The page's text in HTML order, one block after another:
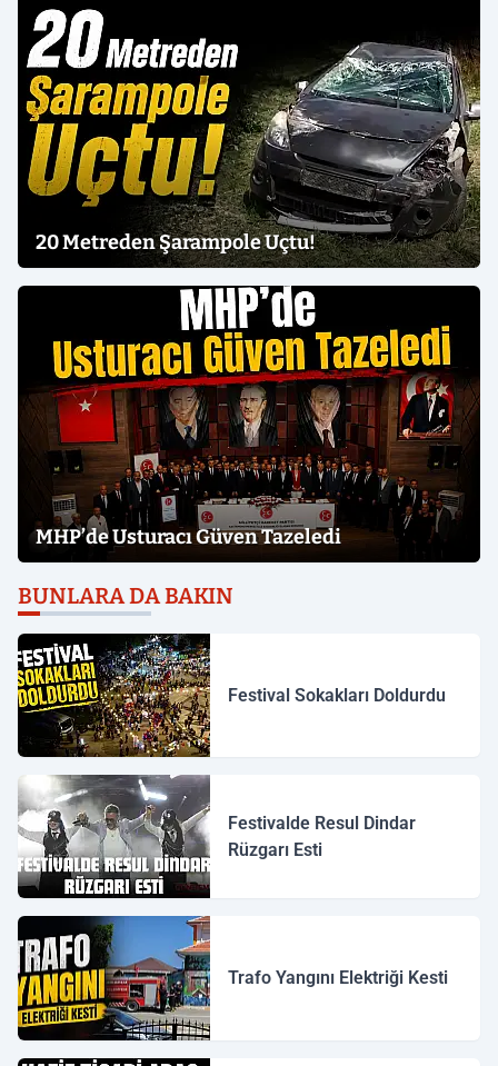
20 Metreden Şarampole Uçtu!
MHP’de Usturacı Güven Tazeledi
BUNLARA DA BAKIN
Festival Sokakları Doldurdu
Festivalde Resul Dindar
Rüzgarı Esti
Trafo Yangını Elektriği Kesti